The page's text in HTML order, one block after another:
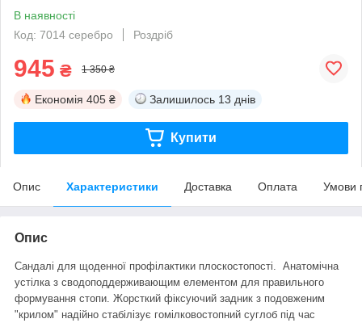
В наявності
Код: 7014 серебро
Роздріб
945 ₴ 1 350 ₴
Економія 405 ₴ Залишилось 13 днів
Купити
Опис Характеристики Доставка Оплата Умови
Опис
Сандалі для щоденної профілактики плоскостопості. Анатомічна
устілка з сводоподдерживающим елементом для правильного
формування стопи. Жорсткий фіксуючий задник з подовженим
"крилом" надійно стабілізує гомілковостопний суглоб під час